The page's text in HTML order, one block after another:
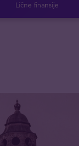
Lične finansije